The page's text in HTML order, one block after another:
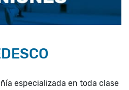
especializada en toda clase